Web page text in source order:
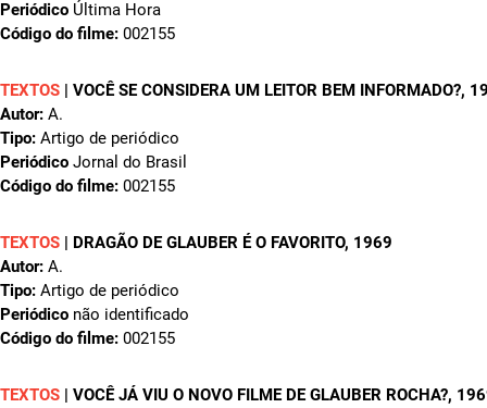
Periódico Última Hora
Código do filme: 002155
TEXTOS | VOCÊ SE CONSIDERA UM LEITOR BEM INFORMADO?,
Autor: A.
Tipo: Artigo de periódico
Periódico Jornal do Brasil
Código do filme: 002155
TEXTOS | DRAGÃO DE GLAUBER É O FAVORITO, 1969
Autor: A.
Tipo: Artigo de periódico
Periódico não identificado
Código do filme: 002155
TEXTOS | VOCÊ JÁ VIU O NOVO FILME DE GLAUBER ROCHA?,